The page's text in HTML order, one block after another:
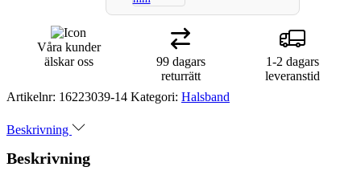
Våra kunder
älskar oss
99 dagars
returrätt
1-2 dagars
leveranstid
Artikelnr: 16223039-14 Kategori: Halsband
Beskrivning
Beskrivning